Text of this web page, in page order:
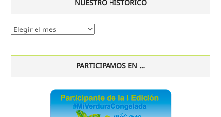
NUESTRO HISTÓRICO
Nuestro
PARTICIPAMOS EN …